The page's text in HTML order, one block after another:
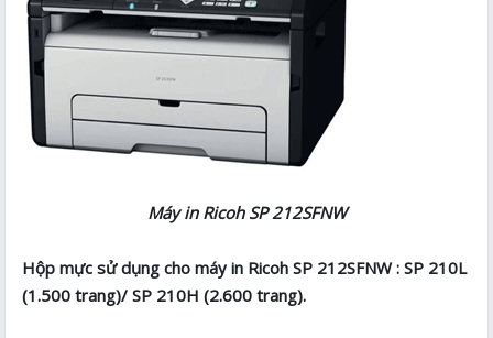
Máy in Ricoh SP 212SFNW
Hộp mực sử dụng cho máy in Ricoh SP 212SFNW : SP 210L
(1.500 trang)/ SP 210H (2.600 trang).